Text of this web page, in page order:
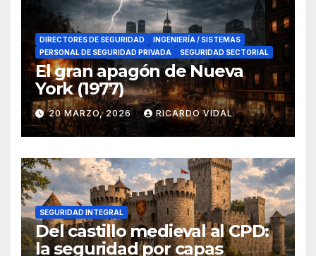
DIRECTORES DE SEGURIDAD
INGENIERÍA / SISTEMAS
PERSONAL DE SEGURIDAD PRIVADA
SEGURIDAD SECTORIAL
El gran apagón de Nueva
York (1977)
20 MARZO, 2026 RICARDO VIDAL
SEGURIDAD INTEGRAL
Del castillo medieval al CPD:
la seguridad por capas